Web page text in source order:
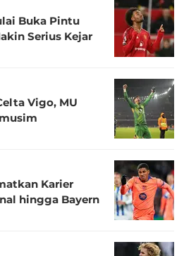
Buka Pintu
Serius Kejar
Vigo, MU
Karier
hingga Bayern